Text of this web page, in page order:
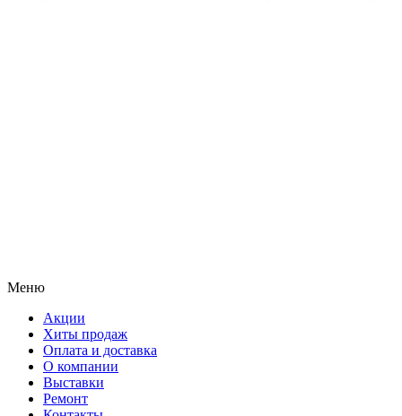
Меню
Акции
Хиты продаж
Оплата и доставка
О компании
Выставки
Ремонт